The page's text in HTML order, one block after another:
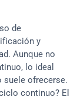
de
y
Aunque no
lo ideal
suele ofrecerse.
continuo? El